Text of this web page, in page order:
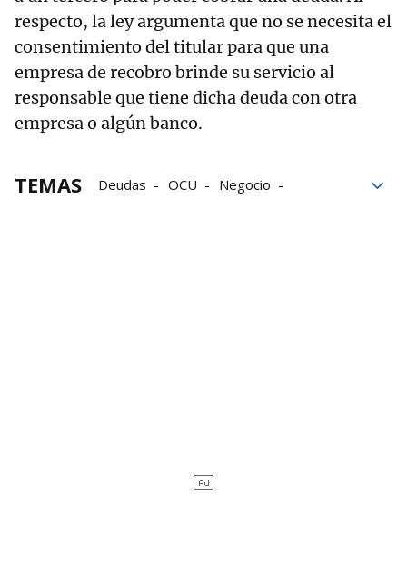
respecto, la ley argumenta que no se necesita el
consentimiento del titular para que una
empresa de recobro brinde su servicio al
responsable que tiene dicha deuda con otra
empresa o algún banco.
TEMAS Deudas OCU
Negocio